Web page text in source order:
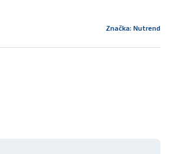
Značka: Nutrend